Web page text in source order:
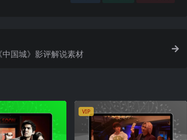
中国城》影评解说素材
VIP